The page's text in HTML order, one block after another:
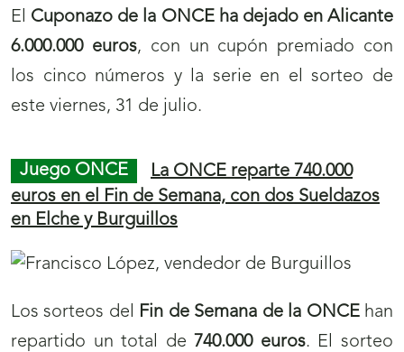
El Cuponazo de la ONCE ha dejado en Alicante
6.000.000 euros, con un cupón premiado con
los cinco números y la serie en el sorteo de
este viernes, 31 de julio.
Juego ONCE
La ONCE reparte 740.000
euros en el Fin de Semana, con dos Sueldazos
en Elche y Burguillos
Los sorteos del Fin de Semana de la ONCEhan
repartido un total de 740.000 euros. El sorteo